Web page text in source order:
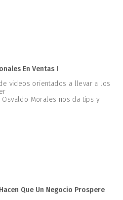
En Ventas I
videos orientados a llevar a los
Morales nos da tips y
Que Un Negocio Prospere